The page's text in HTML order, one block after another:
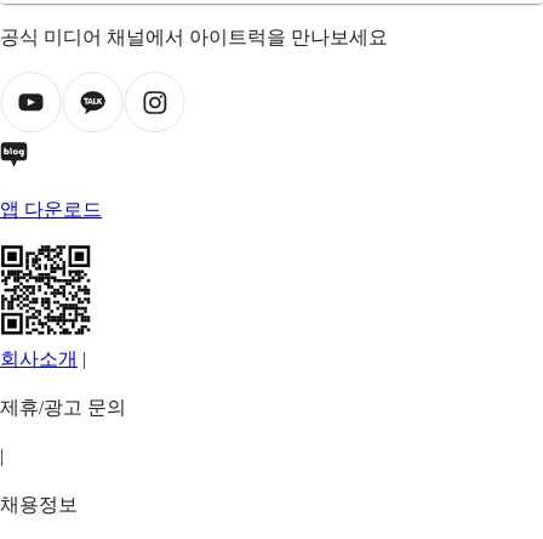
공식 미디어 채널에서 아이트럭을 만나보세요
앱 다운로드
회사소개 |
제휴/광고 문의
|
채용정보